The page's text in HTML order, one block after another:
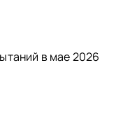
в мае 2026